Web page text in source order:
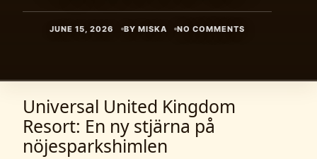
JUNE 15, 2026 BY MISKA NO COMMENTS
Universal United Kingdom
Resort: En ny stjärna på
nöjesparkshimlen